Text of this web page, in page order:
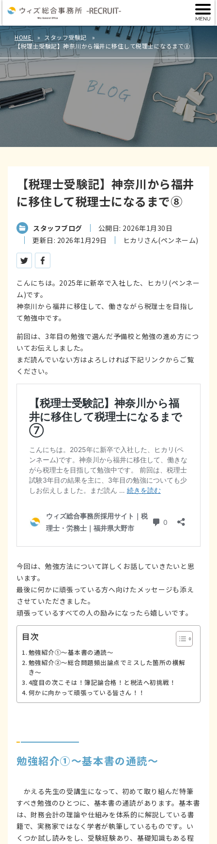
HOME
スタッフ受験記
【税理士受験記】神奈川から福井に移住して税理士になるまで⑧
【税理士受験記】神奈川から福井
に移住して税理士になるまで⑧
スタッフブログ
公開日: 2026年1月30日
更新日: 2026年1月29日
ヒカリさん(ペンネーム)
ツイートする
こんにちは。2025年に新卒で入社した、ヒカリ(ペンネー
ム)です。
神奈川から福井に移住して、働きながら税理士を目指し
て勉強中です。
前回は、3年目の勉強で選んだ予備校と勉強の進め方につ
いてお伝えしました。
まだ読んでいない方はよろしければ下記リンクからご覧
ください。
今回は、勉強方法について詳しくお話していきたいと思
います。
最後に何かに頑張っている方へ向けたメッセージも添え
させていただきました。
頑張っているすべての人の励みになったら嬉しいです。
目次
勉強紹介①～基本書の通読～
勉強紹介②～総合問題頻出論点でミスした箇所の横解
き～
4度目の次こそは！簿記論合格！と税法へ初挑戦！
何かに向かって頑張っている皆さん！！
勉強紹介①～基本書の通読～
かえる先生の受講生になって、初めて取り組んだ特筆
すべき勉強のひとつに、基本書の通読があります。基本書
は、財務会計の理論や仕組みを体系的に解説している書
籍で、実務家ではなく学者が執筆しているものです。い
くつか試し読みをし、受験経験あり、基礎知識もある程